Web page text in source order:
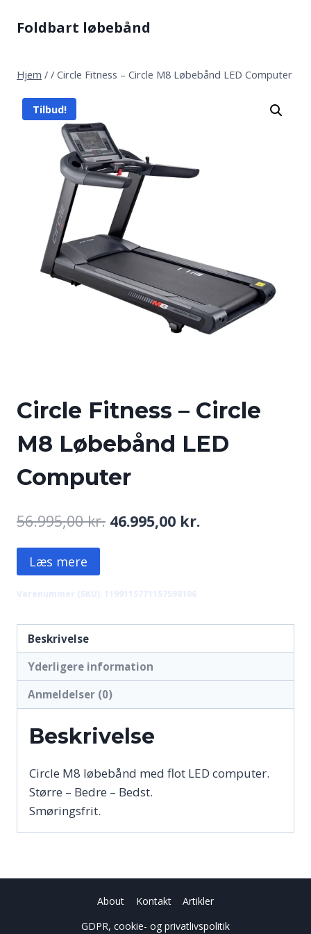
Foldbart løbebånd
Hjem / / Circle Fitness – Circle M8 Løbebånd LED Computer
Tilbud!
Circle Fitness – Circle
M8 Løbebånd LED
Computer
56.995,00kr. Den
var:
46.995,00 kr.
Læs mere
Varenummer (SKU): 1199115771157598106
Beskrivelse
Yderligere information
Anmeldelser (0)
Beskrivelse
Circle M8 løbebånd med flot LED computer.
Større – Bedre – Bedst.
Smøringsfrit.
About Kontakt
Artikler
GDPR, cookie- og privatlivspolitik